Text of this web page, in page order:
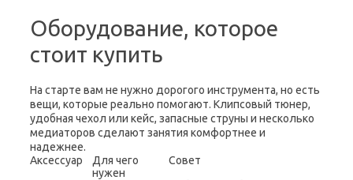
Оборудование, которое
стоит купить
На старте вам не нужно дорогого инструмента, но есть
вещи, которые реально помогают. Клипсовый тюнер,
удобная чехол или кейс, запасные струны и несколько
медиаторов сделают занятия комфортнее и
надежнее.
Аксессуар
Для чего
нужен
Совет